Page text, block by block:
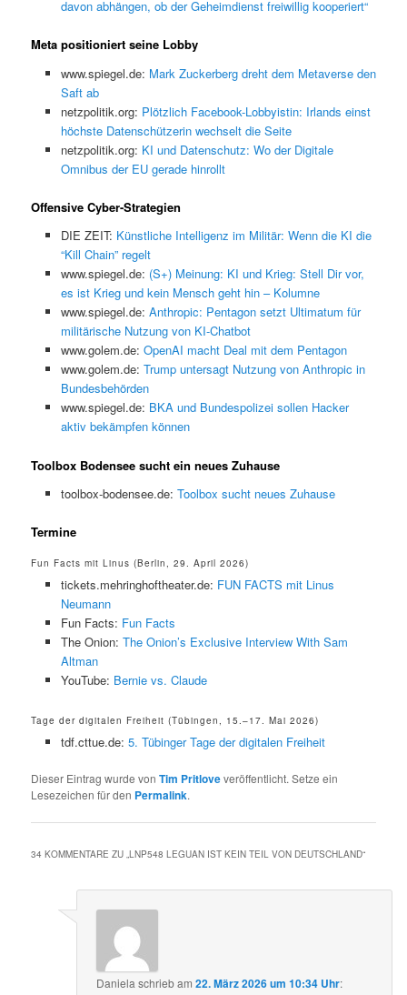
davon abhängen, ob der Geheimdienst freiwillig kooperiert“
Meta positioniert seine Lobby
www.spiegel.de: Mark Zuckerberg dreht dem Metaverse den
Saft ab
netzpolitik.org: Plötzlich Facebook-Lobbyistin: Irlands einst
höchste Datenschützerin wechselt die Seite
netzpolitik.org: KI und Datenschutz: Wo der Digitale
Omnibus der EU gerade hinrollt
Offensive Cyber-Strategien
DIE ZEIT: Künstliche Intelligenz im Militär: Wenn die KI die
“Kill Chain” regelt
www.spiegel.de: (S+) Meinung: KI und Krieg: Stell Dir vor,
es ist Krieg und kein Mensch geht hin – Kolumne
www.spiegel.de: Anthropic: Pentagon setzt Ultimatum für
militärische Nutzung von KI-Chatbot
www.golem.de: OpenAI macht Deal mit dem Pentagon
www.golem.de: Trump untersagt Nutzung von Anthropic in
Bundesbehörden
www.spiegel.de: BKA und Bundespolizei sollen Hacker
aktiv bekämpfen können
Toolbox Bodensee sucht ein neues Zuhause
toolbox-bodensee.de: Toolbox sucht neues Zuhause
Termine
Fun Facts mit Linus (Berlin, 29. April 2026)
tickets.mehringhoftheater.de: FUN FACTS mit Linus
Neumann
Fun Facts: Fun Facts
The Onion: The Onion’s Exclusive Interview With Sam
Altman
YouTube: Bernie vs. Claude
Tage der digitalen Freiheit (Tübingen, 15.–17. Mai 2026)
tdf.cttue.de: 5. Tübinger Tage der digitalen Freiheit
Dieser Eintrag wurde vonTim Pritloveveröffentlicht. Setze ein
Lesezeichen für den Permalink.
34 KOMMENTARE ZU „LNP548 LEGUAN IST KEIN TEIL VON DEUTSCHLAND“
Daniela schriebam22. März 2026 um 10:34 Uhr: